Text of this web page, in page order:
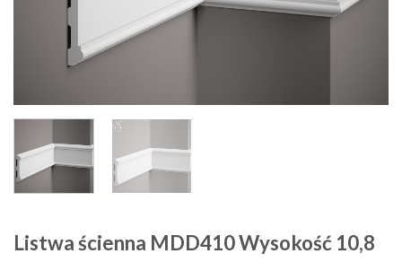
Listwa ścienna MDD410 Wysokość 10,8